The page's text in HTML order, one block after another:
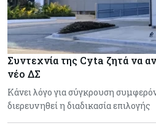
Συντεχνία της Cyta ζητά να
νέο ΔΣ
Κάνει λόγο για σύγκρουση
διερευνηθεί η διαδικασία επιλογής